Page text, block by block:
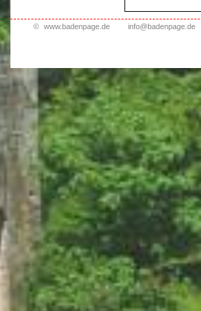
© www.badenpage.de info@badenpage.de